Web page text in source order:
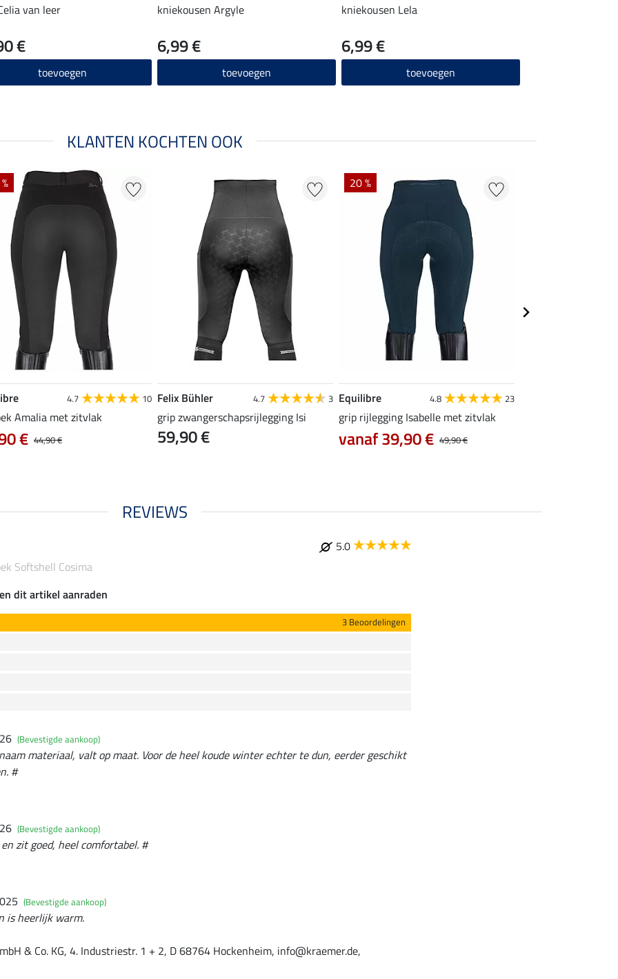
van leer
€
toevoegen
kniekousen Argyle
6,99 €
toevoegen
kniekousen Lela
6,99 €
toevoegen
KLANTEN KOCHTEN OOK
4.7 10
Amalia met zitvlak
44,90 €
€
Felix Bühler 4.7 3
grip zwangerschapsrijlegging Isi
59,90 €
20 %
Equilibre 4.8 23
grip rijlegging Isabelle met zitvlak
49,90 €
vanaf 39,90 €
REVIEWS
5.0
Softshell Cosima
dit artikel aanraden
3 Beoordelingen
(Bevestigde aankoop)
materiaal, valt op maat. Voor de heel koude winter echter te dun, eerder geschikt
#
(Bevestigde aankoop)
zit goed, heel comfortabel. #
(Bevestigde aankoop)
is heerlijk warm.
& Co. KG, 4. Industriestr. 1 + 2, D 68764 Hockenheim, info@kraemer.de,